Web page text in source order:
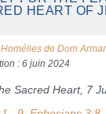
HEART OF
Homélies de Dom
: 6 juin 2024
Sacred Heart, 7